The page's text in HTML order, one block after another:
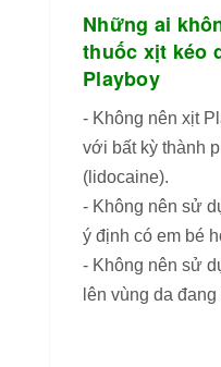
Những ai
thuốc xịt kéo
Playboy
- Không nên xịt
với bất kỳ thành
(lidocaine).
- Không nên sử
ý định có em bé
- Không nên sử
lên vùng da